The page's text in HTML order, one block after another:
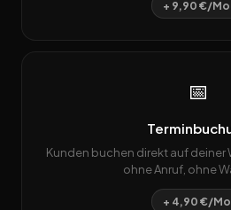
+ 9,90 €/
📅
Kunden buchen direkt auf deiner
ohne Anruf, ohne
+ 4,90 €/